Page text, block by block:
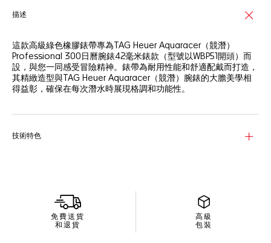
描述
這款高級綠色橡膠錶帶專為TAG Heuer Aquaracer（競潛）
Professional 300日曆腕錶42毫米錶款（型號以WBP51開頭）而
設，與您一同感受冒險精神。錶帶為耐用性能和舒適配戴而打造，
其精緻造型與TAG Heuer Aquaracer（競潛）腕錶的大膽美學相
得益彰，確保在每次潛水時展現格調和功能性。
技術特色
免費送貨
和退貨
高級
包裝